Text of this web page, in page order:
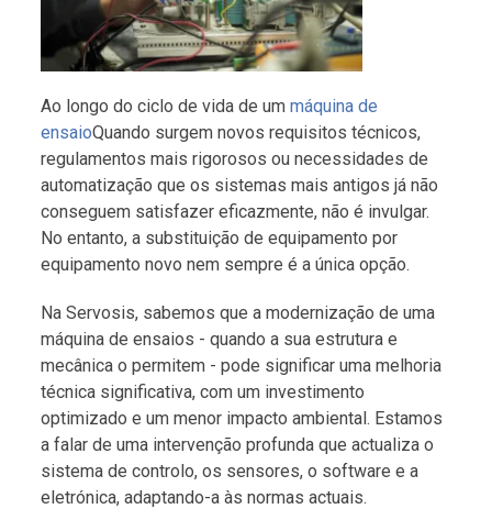
Ao longo do ciclo de vida de um máquina de
ensaioQuando surgem novos requisitos técnicos,
regulamentos mais rigorosos ou necessidades de
automatização que os sistemas mais antigos já não
conseguem satisfazer eficazmente, não é invulgar.
No entanto, a substituição de equipamento por
equipamento novo nem sempre é a única opção.
Na Servosis, sabemos que a modernização de uma
máquina de ensaios - quando a sua estrutura e
mecânica o permitem - pode significar uma melhoria
técnica significativa, com um investimento
optimizado e um menor impacto ambiental. Estamos
a falar de uma intervenção profunda que actualiza o
sistema de controlo, os sensores, o software e a
eletrónica, adaptando-a às normas actuais.